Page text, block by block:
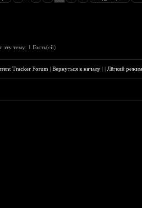
эту тему: 1 Гость(ей)
Tracker Forum |Вернуться к началу ||Лёгкий